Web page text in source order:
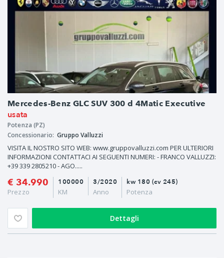
Mercedes-Benz GLC SUV 300 d 4Matic Executive
usata
Potenza (PZ)
Concessionario: Gruppo Valluzzi
VISITA IL NOSTRO SITO WEB: www.gruppovalluzzi.com PER ULTERIORI
INFORMAZIONI CONTATTACI AI SEGUENTI NUMERI: - FRANCO VALLUZZI:
+39 339 2805210 - AGO.....
€ 34.990
Prezzo
3/2020
Anno
100000
KM
kw 180 (cv 245)
Potenza
Dettagli